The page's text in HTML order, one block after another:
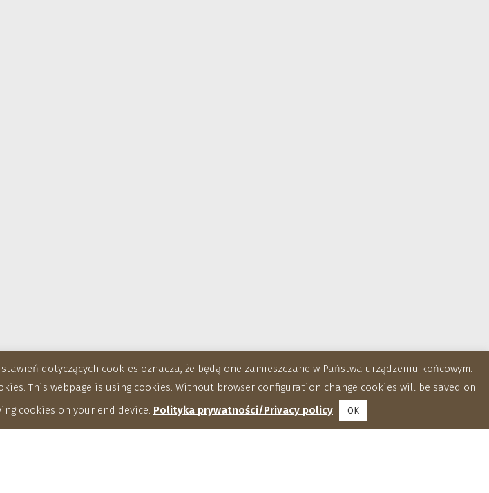
dotyczących cookies oznacza, że będą one zamieszczane w Państwa urządzeniu końcowym.
This webpage is using cookies. Without browser configuration change cookies will be saved on
cookies on your end device. Polityka prywatności/Privacy policy OK